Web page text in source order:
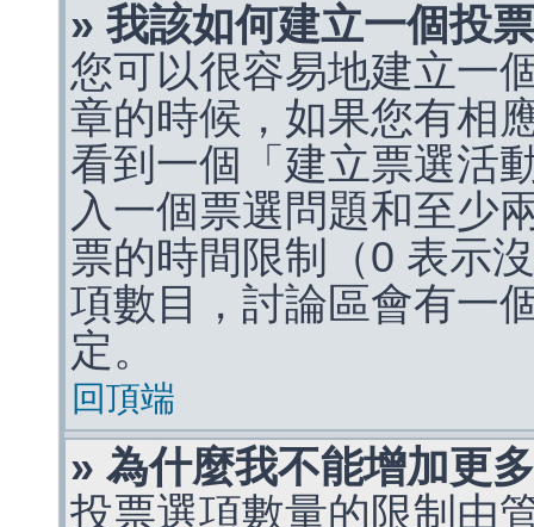
» 我該如何建立一個投
您可以很容易地建立一
章的時候，如果您有相
看到一個「建立票選活
入一個票選問題和至少
票的時間限制（0 表示
項數目，討論區會有一
定。
回頂端
» 為什麼我不能增加更
投票選項數量的限制由